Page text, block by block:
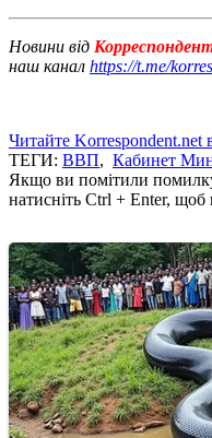
Новини від
наш канал https://t.me/
Читайте Korrespondent.net
ТЕГИ: ВВП, Кабинет
Якщо ви помітили
натисніть Ctrl + Enter,